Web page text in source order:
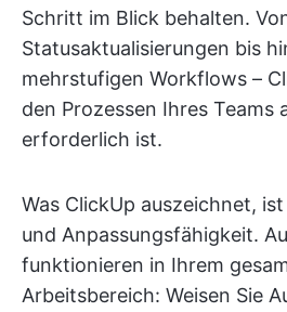
Schritt im Blick behalten.
Statusaktualisierungen bis
mehrstufigen Workflows –
den Prozessen Ihres Teams
erforderlich ist.
Was ClickUp auszeichnet,
und Anpassungsfähigkeit.
funktionieren in Ihrem
Arbeitsbereich: Weisen Sie